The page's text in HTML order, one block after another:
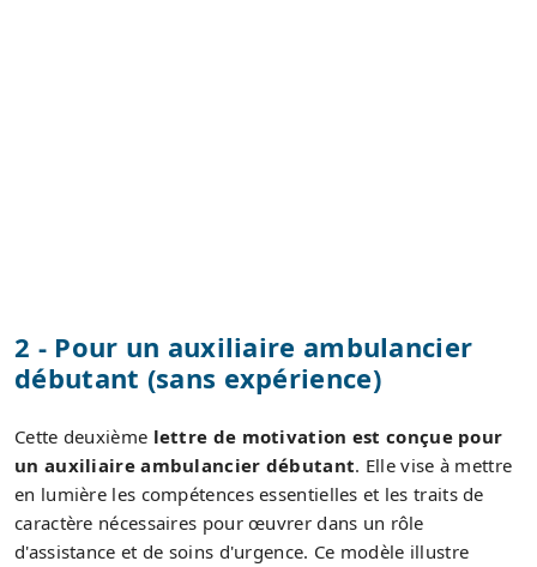
2 - Pour un auxiliaire ambulancier
débutant (sans expérience)
Cette deuxième lettre de motivation est conçue pour
un auxiliaire ambulancier débutant. Elle vise à mettre
en lumière les compétences essentielles et les traits de
caractère nécessaires pour œuvrer dans un rôle
d'assistance et de soins d'urgence. Ce modèle illustre